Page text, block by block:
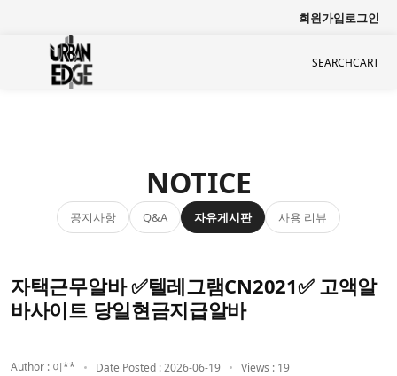
회원가입로그인
SEARCHCART
NOTICE
공지사항 Q&A 자유게시판 사용 리뷰
자택근무알바 ✅텔레그램CN2021✅ 고액알
바사이트 당일현금지급알바
Author : 이** Date Posted : 2026-06-19 Views : 19